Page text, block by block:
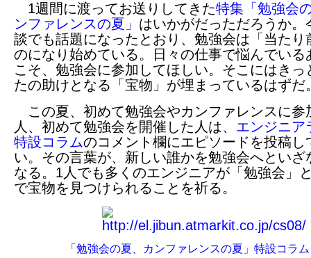
1週間に渡ってお送りしてきた特集「勉強会
ンファレンスの夏」 はいかがだっただろうか。
談でも話題になったとおり、勉強会は「当たり
のになり始めている。日々の仕事で悩んでいる
こそ、勉強会に参加してほしい。そこにはきっ
たの助けとなる「宝物」が埋まっているはずだ
この夏、初めて勉強会やカンファレンスに参
人、初めて勉強会を開催した人は、 エンジニア
特設コラムのコメント欄にエピソードを投稿し
い。その言葉が、新しい誰かを勉強会へといざ
なる。1人でも多くのエンジニアが「勉強会」
で宝物を見つけられることを祈る。
「勉強会の夏、カンファレンスの夏」特設コラム